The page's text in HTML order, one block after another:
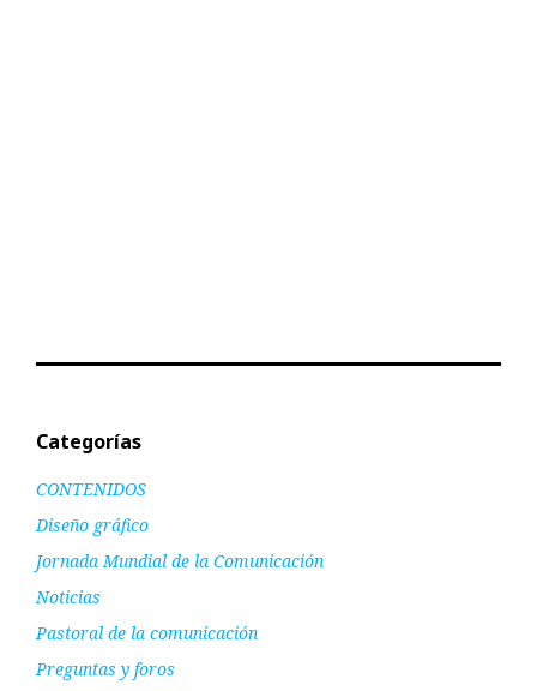
Categorías
CONTENIDOS
Diseño gráfico
Jornada Mundial de la Comunicación
Noticias
Pastoral de la comunicación
Preguntas y foros